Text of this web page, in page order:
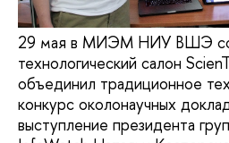
29 мая в МИЭМ НИУ ВШЭ
технологический салон
объединил традиционное
конкурс околонаучных
выступление президента